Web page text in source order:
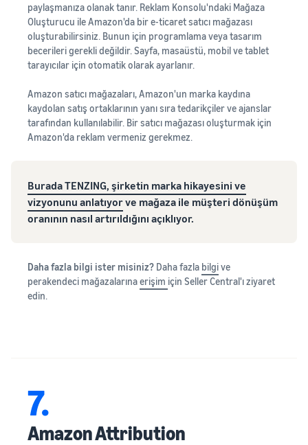
paylaşmanıza olanak tanır. Reklam Konsolu'ndaki Mağaza
Oluşturucu ile Amazon'da bir e-ticaret satıcı mağazası
oluşturabilirsiniz. Bunun için programlama veya tasarım
becerileri gerekli değildir. Sayfa, masaüstü, mobil ve tablet
tarayıcılar için otomatik olarak ayarlanır.
Amazon satıcı mağazaları, Amazon'un marka kaydına
kaydolan satış ortaklarının yanı sıra tedarikçiler ve ajanslar
tarafından kullanılabilir. Bir satıcı mağazası oluşturmak için
Amazon'da reklam vermeniz gerekmez.
Burada TENZING, şirketin marka hikayesini ve
vizyonunu anlatıyorve mağaza ile müşteri dönüşüm
oranının nasıl artırıldığını açıklıyor.
Daha fazla bilgi ister misiniz? Daha fazla bilgive
perakendeci mağazalarınaerişim için Seller Central'ı ziyaret
edin.
7.
Amazon Attribution